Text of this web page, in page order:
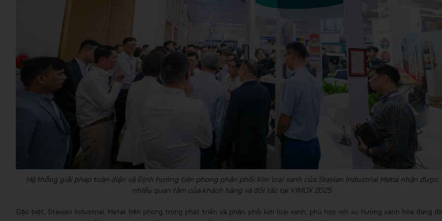
Hệ thống giải pháp toàn diện và Định hướng tiên phong phân phối Kim loại xanh của Stavian Industrial Metal nhận được
nhiều quan tâm của khách hàng và đối tác tại VIMOX 2025
Đặc biệt, Stavian Industrial Metal tiên phong trong phát triển và phân phối kim loại xanh, phù hợp với xu hướng xanh hóa đang